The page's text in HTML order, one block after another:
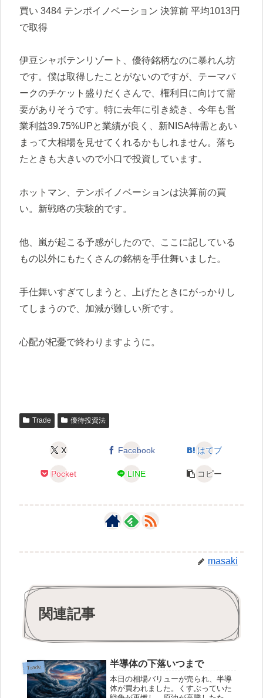
買い 3484 テンポイノベーション 決算前 平均1013円
で取得
伊豆シャボテンリゾート、優待銘柄なのに暴れん坊
です。僕は取得したことがないのですが、テーマパ
ークのチケット盛りだくさんで、権利日に向けて需
要がありそうです。特に去年に引き続き、今年も営
業利益39.75%UPと業績が良く、新NISA特需とあい
まって大相場を見せてくれるかもしれません。落ち
たときも大きいので小口で投資しています。
ホットマン、テンポイノベーションは決算前の買
い。新戦略の実験的です。
他、嵐が起こる予感がしたので、ここに記している
もの以外にもたくさんの銘柄を手仕舞いました。
手仕舞いすぎてしまうと、上げたときにがっかりし
てしまうので、加減が難しい所です。
心配が杞憂で終わりますように。
Trade 優待投資法
X Facebook はてブ
Pocket LINE コピー
masaki
関連記事
Trade 半導体の下落いつまで
本日の相場バリューが売られ、半導
体が買われました。くすぶっていた